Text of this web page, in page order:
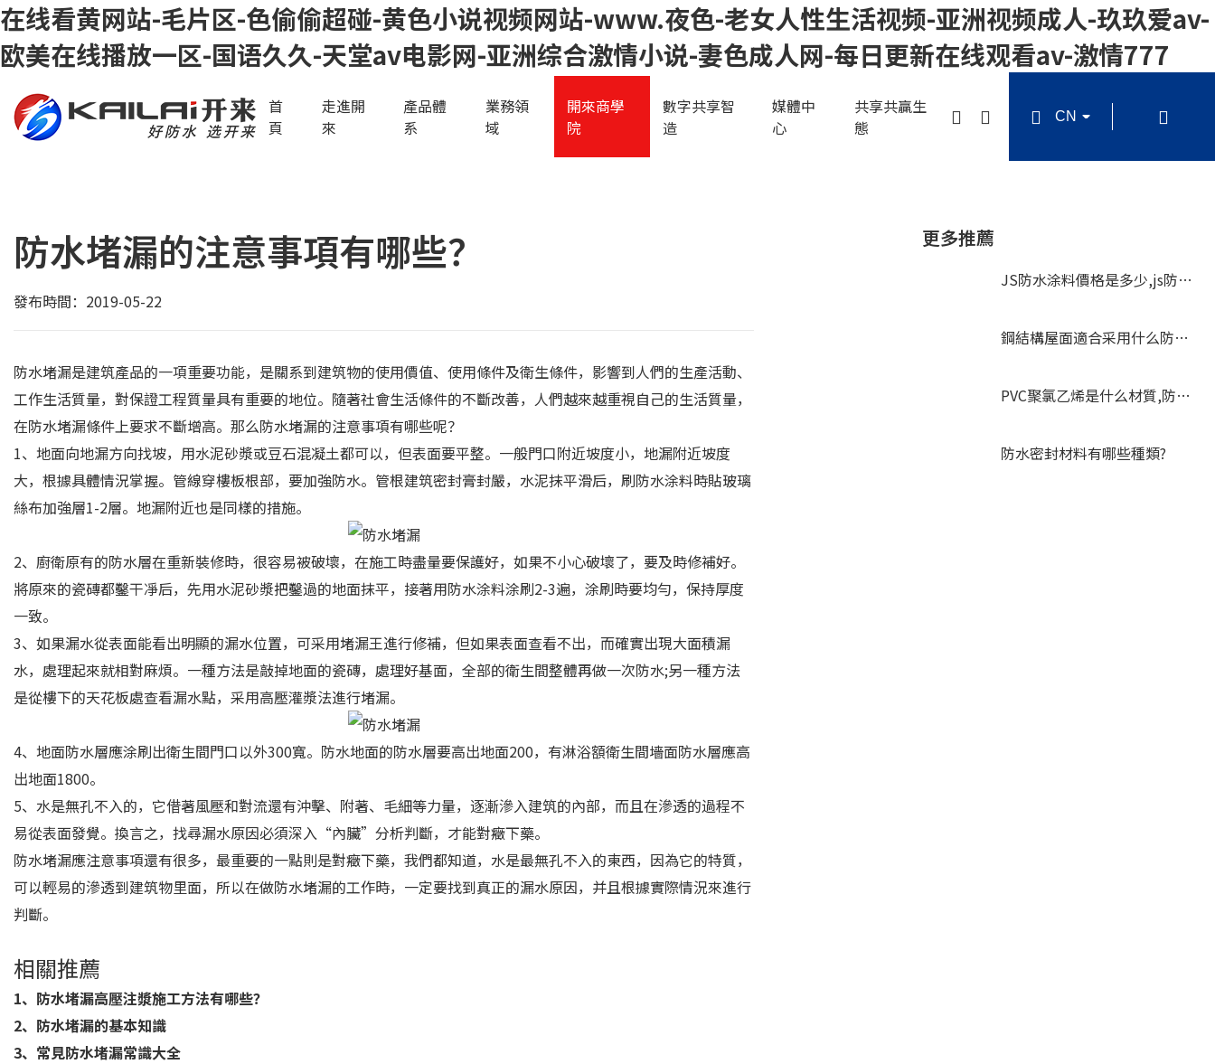
在线看黄网站-毛片区-色偷偷超碰-黄色小说视频网站-www.夜色-老女人性生活视频-亚洲视频成人-玖玖爱av-
欧美在线播放一区-国语久久-天堂av电影网-亚洲综合激情小说-妻色成人网-每日更新在线观看av-激情777
首
頁
走進開
來
產品體
系
業務領
域
開來商學
院
數字共享智
造
媒體中
心
共享共贏生
態
防水堵漏的注意事項有哪些？
發布時間：2019-05-22
防水堵漏是建筑產品的一項重要功能，是關系到建筑物的使用價值、使用條件及衛生條件，影響到人們的生產活動、
工作生活質量，對保證工程質量具有重要的地位。隨著社會生活條件的不斷改善，人們越來越重視自己的生活質量，
在防水堵漏條件上要求不斷增高。那么防水堵漏的注意事項有哪些呢？
1、地面向地漏方向找坡，用水泥砂漿或豆石混凝土都可以，但表面要平整。一般門口附近坡度小，地漏附近坡度
大，根據具體情況掌握。管線穿樓板根部，要加強防水。管根建筑密封膏封嚴，水泥抹平滑后，刷防水涂料時貼玻璃
絲布加強層1-2層。地漏附近也是同樣的措施。
2、廚衛原有的防水層在重新裝修時，很容易被破壞，在施工時盡量要保護好，如果不小心破壞了，要及時修補好。
將原來的瓷磚都鑿干凈后，先用水泥砂漿把鑿過的地面抹平，接著用防水涂料涂刷2-3遍，涂刷時要均勻，保持厚度
一致。
3、如果漏水從表面能看出明顯的漏水位置，可采用堵漏王進行修補，但如果表面查看不出，而確實出現大面積漏
水，處理起來就相對麻煩。一種方法是敲掉地面的瓷磚，處理好基面，全部的衛生間整體再做一次防水;另一種方法
是從樓下的天花板處查看漏水點，采用高壓灌漿法進行堵漏。
4、地面防水層應涂刷出衛生間門口以外300寬。防水地面的防水層要高出地面200，有淋浴額衛生間墻面防水層應高
出地面1800。
5、水是無孔不入的，它借著風壓和對流還有沖擊、附著、毛細等力量，逐漸滲入建筑的內部，而且在滲透的過程不
易從表面發覺。換言之，找尋漏水原因必須深入“內臟”分析判斷，才能對癥下藥。
防水堵漏應注意事項還有很多，最重要的一點則是對癥下藥，我們都知道，水是最無孔不入的東西，因為它的特質，
可以輕易的滲透到建筑物里面，所以在做防水堵漏的工作時，一定要找到真正的漏水原因，并且根據實際情況來進行
判斷。
相關推薦
1、 防水堵漏高壓注漿施工方法有哪些？
2、 防水堵漏的基本知識
3、 常見防水堵漏常識大全
更多推薦
JS防水涂料價格是多少,js防水
鋼結構屋面適合采用什么防水
PVC聚氯乙烯是什么材質,防水
防水密封材料有哪些種類?